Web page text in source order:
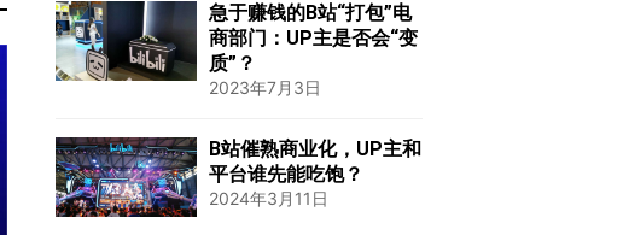
急于赚钱的B站“打包”电
商部门：UP主是否会“变
质”？
2023年7月3日
B站催熟商业化，UP主和
平台谁先能吃饱？
2024年3月11日